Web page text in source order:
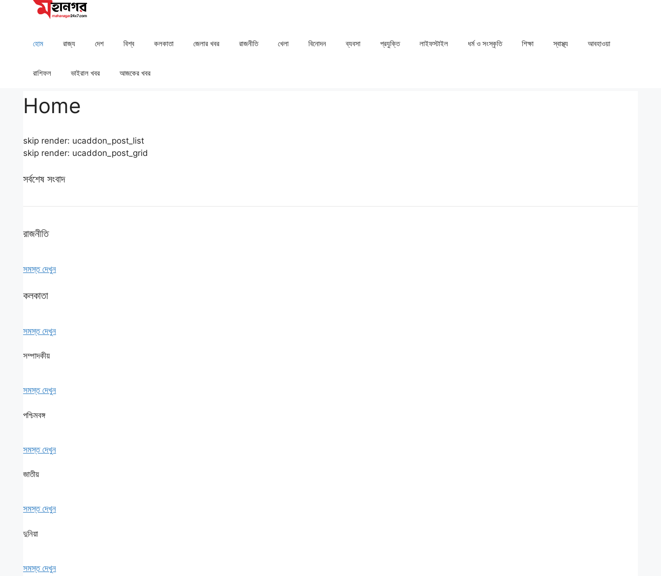
হোম রাজ্য দেশ ⁠বিশ্ব কলকাতা ⁠⁠জেলার খবর রাজনীতি খেলা ⁠বিনোদন ব্যবসা প্রযুক্তি লাইফস্টাইল ধর্ম ও সংস্কৃতি ⁠⁠শিক্ষা ⁠⁠স্বাস্থ্য ⁠⁠আবহাওয়া
রাশিফল ⁠⁠ভাইরাল খবর আজকের খবর
Home
skip render: ucaddon_post_list
skip render: ucaddon_post_grid
সর্বশেষ সংবাদ
রাজনীতি
সমস্ত দেখুন
কলকাতা
সমস্ত দেখুন
সম্পাদকীয়
সমস্ত দেখুন
পশ্চিমবঙ্গ
সমস্ত দেখুন
জাতীয়
সমস্ত দেখুন
দুনিয়া
সমস্ত দেখুন